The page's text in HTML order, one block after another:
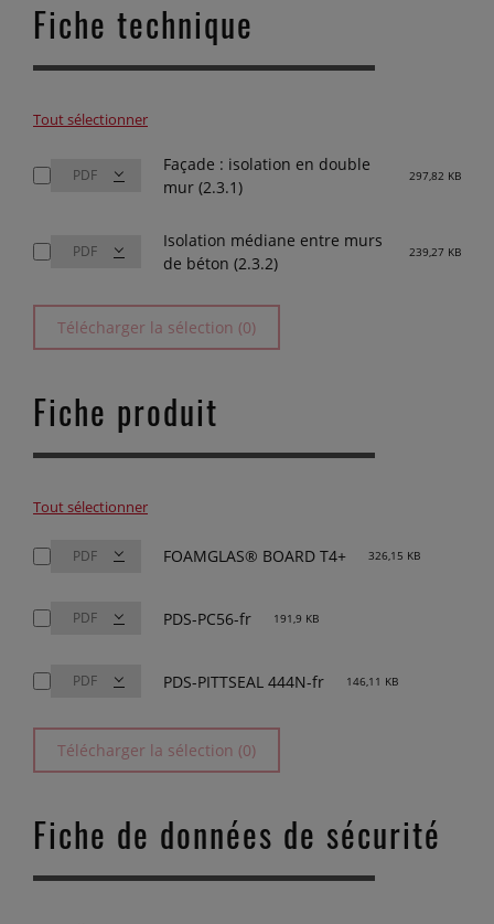
Fiche technique
Tout sélectionner
Façade : isolation en double
mur (2.3.1)
297,82 KB
Isolation médiane entre murs
de béton (2.3.2)
239,27 KB
Télécharger la sélection (0)
Fiche produit
Tout sélectionner
FOAMGLAS® BOARD T4+ 326,15 KB
PDS-PC56-fr 191,9 KB
PDS-PITTSEAL 444N-fr 146,11 KB
Télécharger la sélection (0)
Fiche de données de sécurité